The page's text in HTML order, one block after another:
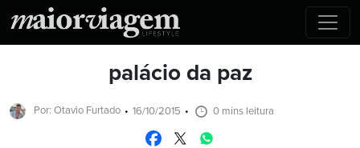
palácio da paz
Por: Otavio Furtado 16/10/2015 0 mins leitura